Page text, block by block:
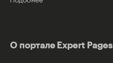
О портале Expert Pages